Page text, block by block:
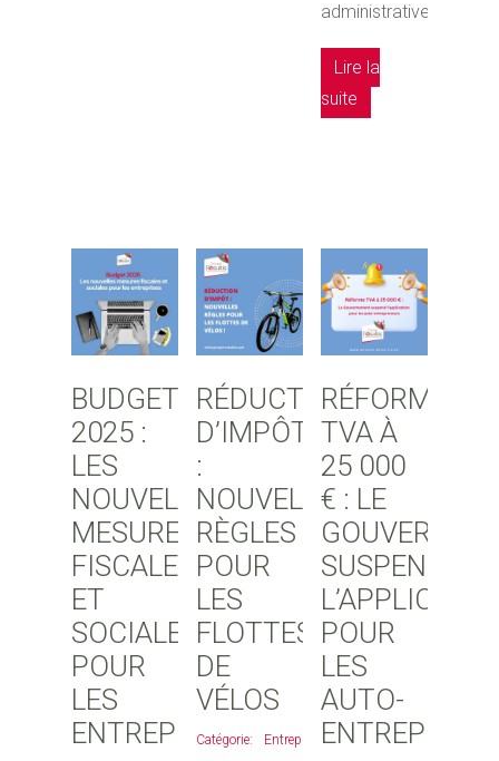
administratives.
Lire la
suite
BUDGET
2025 :
LES
NOUVELLES
MESURES
FISCALES
ET
SOCIALES
POUR
LES
ENTREPRISES
RÉDUCTION
D’IMPÔT
:
NOUVELLES
RÈGLES
POUR
LES
FLOTTES
DE
VÉLOS
Entreprises,
RÉFORME
TVA À
25 000
€ : LE
SUSPEND
POUR
LES
AUTO-